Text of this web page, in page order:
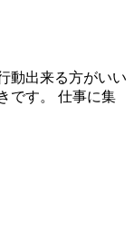
動出来る方がいい
です。 仕事に集